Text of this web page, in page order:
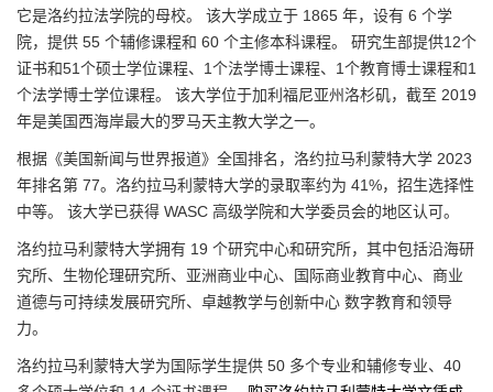
它是洛约拉法学院的母校。 该大学成立于 1865 年，设有 6 个学
院，提供 55 个辅修课程和 60 个主修本科课程。 研究生部提供12个
证书和51个硕士学位课程、1个法学博士课程、1个教育博士课程和1
个法学博士学位课程。 该大学位于加利福尼亚州洛杉矶，截至 2019
年是美国西海岸最大的罗马天主教大学之一。
根据《美国新闻与世界报道》全国排名，洛约拉马利蒙特大学 2023
年排名第 77。洛约拉马利蒙特大学的录取率约为 41%，招生选择性
中等。 该大学已获得 WASC 高级学院和大学委员会的地区认可。
洛约拉马利蒙特大学拥有 19 个研究中心和研究所，其中包括沿海研
究所、生物伦理研究所、亚洲商业中心、国际商业教育中心、商业
道德与可持续发展研究所、卓越教学与创新中心 数字教育和领导
力。
洛约拉马利蒙特大学为国际学生提供 50 多个专业和辅修专业、40